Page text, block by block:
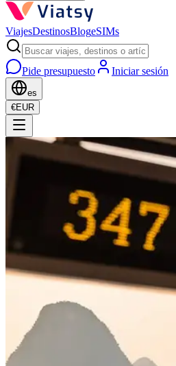
ViajesDestinosBlogeSIMs
Pide presupuesto Iniciar sesión
es
€EUR